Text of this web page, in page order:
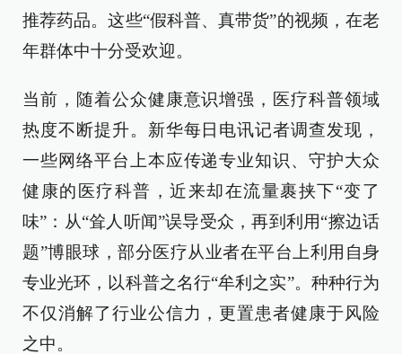
推荐药品。这些“假科普、真带货”的视频，在老
年群体中十分受欢迎。
当前，随着公众健康意识增强，医疗科普领域
热度不断提升。新华每日电讯记者调查发现，
一些网络平台上本应传递专业知识、守护大众
健康的医疗科普，近来却在流量裹挟下“变了
味”：从“耸人听闻”误导受众，再到利用“擦边话
题”博眼球，部分医疗从业者在平台上利用自身
专业光环，以科普之名行“牟利之实”。种种行为
不仅消解了行业公信力，更置患者健康于风险
之中。